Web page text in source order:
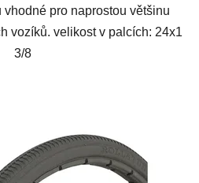
pro naprostou většinu
vozíků. velikost v palcích: 24x1
3/8